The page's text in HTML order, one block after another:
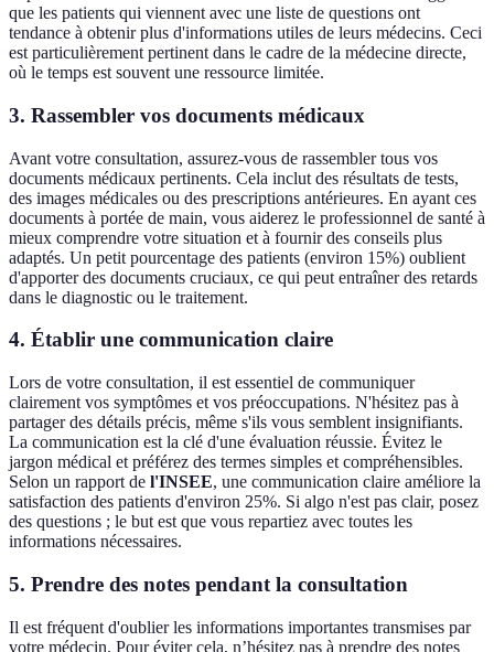
que les patients qui viennent avec une liste de questions ont
tendance à obtenir plus d'informations utiles de leurs médecins. Ceci
est particulièrement pertinent dans le cadre de la médecine directe,
où le temps est souvent une ressource limitée.
3. Rassembler vos documents médicaux
Avant votre consultation, assurez-vous de rassembler tous vos
documents médicaux pertinents. Cela inclut des résultats de tests,
des images médicales ou des prescriptions antérieures. En ayant ces
documents à portée de main, vous aiderez le professionnel de santé à
mieux comprendre votre situation et à fournir des conseils plus
adaptés. Un petit pourcentage des patients (environ 15%) oublient
d'apporter des documents cruciaux, ce qui peut entraîner des retards
dans le diagnostic ou le traitement.
4. Établir une communication claire
Lors de votre consultation, il est essentiel de communiquer
clairement vos symptômes et vos préoccupations. N'hésitez pas à
partager des détails précis, même s'ils vous semblent insignifiants.
La communication est la clé d'une évaluation réussie. Évitez le
jargon médical et préférez des termes simples et compréhensibles.
Selon un rapport de l'INSEE, une communication claire améliore la
satisfaction des patients d'environ 25%. Si algo n'est pas clair, posez
des questions ; le but est que vous repartiez avec toutes les
informations nécessaires.
5. Prendre des notes pendant la consultation
Il est fréquent d'oublier les informations importantes transmises par
votre médecin. Pour éviter cela, n’hésitez pas à prendre des notes